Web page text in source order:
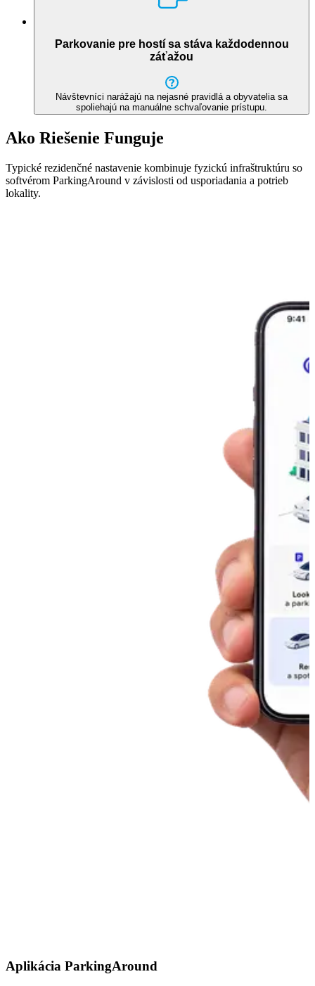
Parkovanie pre hostí sa stáva každodennou
záťažou
Návštevníci narážajú na nejasné pravidlá a obyvatelia sa
spoliehajú na manuálne schvaľovanie prístupu.
Ako Riešenie Funguje
Typické rezidenčné nastavenie kombinuje fyzickú infraštruktúru so
softvérom ParkingAround v závislosti od usporiadania a potrieb
lokality.
Aplikácia ParkingAround